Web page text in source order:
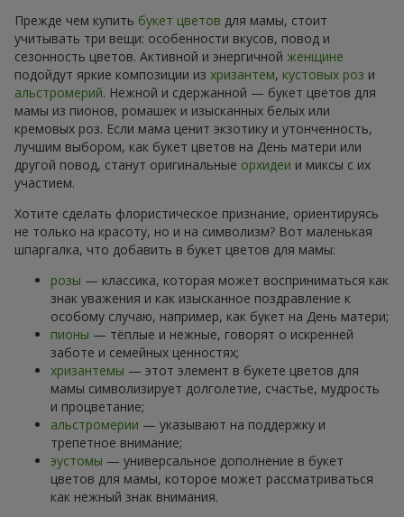
Прежде чем купить букет цветов для мамы, стоит
учитывать три вещи: особенности вкусов, повод и
сезонность цветов. Активной и энергичной женщине
подойдут яркие композиции из хризантем, кустовых роз и
альстромерий. Нежной и сдержанной — букет цветов для
мамы из пионов, ромашек и изысканных белых или
кремовых роз. Если мама ценит экзотику и утонченность,
лучшим выбором, как букет цветов на День матери или
другой повод, станут оригинальные орхидеи и миксы с их
участием.
Хотите сделать флористическое признание, ориентируясь
не только на красоту, но и на символизм? Вот маленькая
шпаргалка, что добавить в букет цветов для мамы:
розы — классика, которая может восприниматься как
знак уважения и как изысканное поздравление к
особому случаю, например, как букет на День матери;
пионы — тёплые и нежные, говорят о искренней
заботе и семейных ценностях;
хризантемы — этот элемент в букете цветов для
мамы символизирует долголетие, счастье, мудрость
и процветание;
альстромерии — указывают на поддержку и
трепетное внимание;
эустомы — универсальное дополнение в букет
цветов для мамы, которое может рассматриваться
как нежный знак внимания.